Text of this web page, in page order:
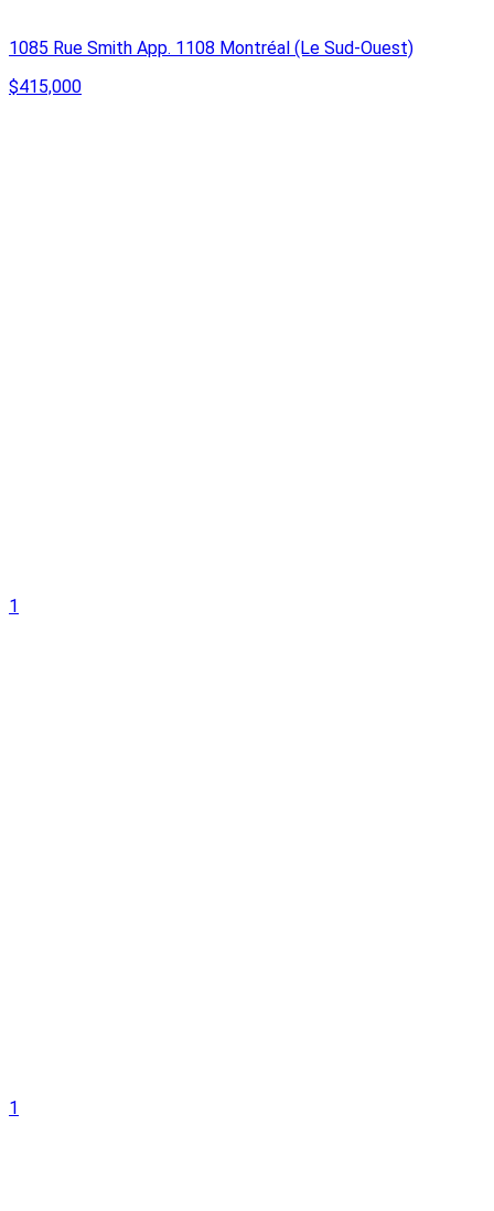
1085 Rue Smith App. 1108 Montréal (Le Sud-Ouest)
$415,000
1
1